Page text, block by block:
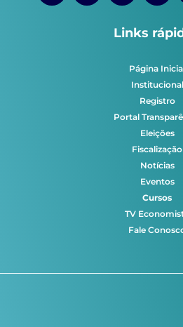
Links
Página
Institucional
Registro
Portal
Eleições
Fiscalização
Notícias
Eventos
Cursos
TV
Fale